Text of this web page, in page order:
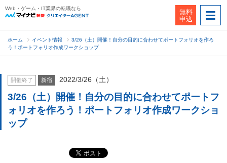
Web・ゲーム・IT業界の転職なら
無料
申込
ホーム イベント情報
3/26（土）開催！自分の目的に合わせてポートフォリオを作ろ
う！ポートフォリオ作成ワークショップ
開催終了 新宿 2022/3/26（土）
3/26（土）開催！自分の目的に合わせてポートフ
ォリオを作ろう！ポートフォリオ作成ワークショ
ップ